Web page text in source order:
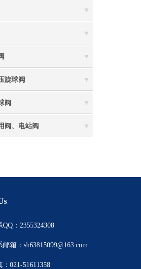
旋球阀
阀
阀、电站阀
QQ：2355324308
邮箱：sh63815099@163.com
：021-51611358